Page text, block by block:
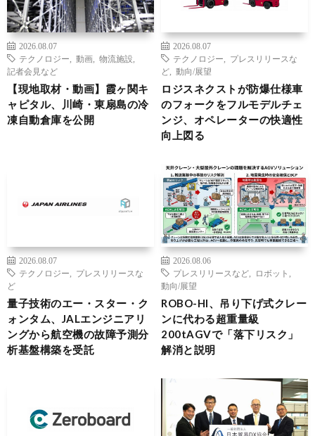
2026.08.07
テクノロジー
動画 物流施設
記者会見など
【現地取材・動画】霞ヶ関キ
ャピタル、川崎・東扇島の冷
凍自動倉庫を公開
2026.08.07
テクノロジー
プレスリリースな
ど
動向/展望
ロジスネクストが防爆仕様車
のフォークをフルモデルチェ
ンジ、オペレーターの快適性
向上図る
2026.08.07
テクノロジー
プレスリリースな
ど
量子技術のエー・スター・ク
ォンタム、JALエンジニアリ
ングから航空機の故障予測分
析基盤構築を受託
2026.08.06
プレスリリースなど
ロボット
動向/展望
ROBO-HI、吊り下げ式クレー
ンに代わる超重量級
200tAGVで「落下リスク」
解消と説明